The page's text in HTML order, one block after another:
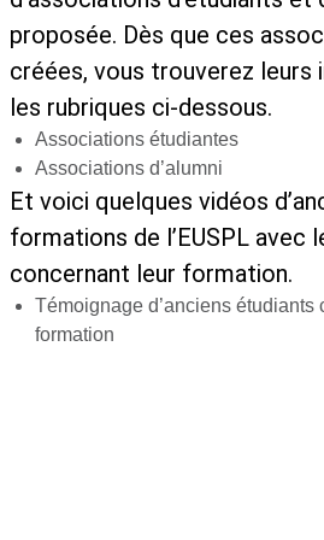
proposée. Dès que ces
créées, vous trouverez leurs
les rubriques ci-dessous.
Associations étudiantes
Associations d’alumni
Et voici quelques vidéos
formations de l’EUSPL avec
concernant leur formation.
Témoignage d’anciens étudiants
formation